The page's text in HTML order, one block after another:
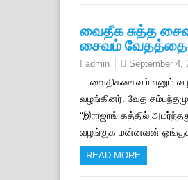
வைதீக சுத்த
சைவம் வேதத்தை
admin September 4,
வைதிகசைவம் எனும்
வழங்கினர். வேத
“இராஜாங் கத்தில்
வழங்குக மன்னவன் ஓங்குக
READ MORE